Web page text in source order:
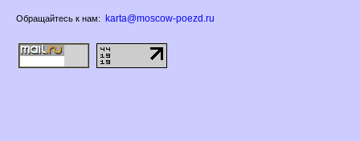
Обращайтесь к нам: karta@moscow-poezd.ru